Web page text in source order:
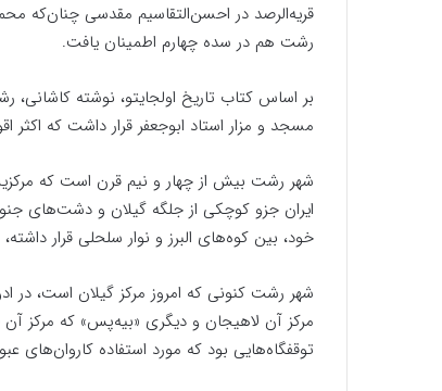
قریه‌الرصد در احسن‌التقاسیم مقدسی چنان‌که
رشت هم در سده چهارم اطمینان یافت.
بر اساس کتاب تاریخ اولجایتو، نوشته
مسجد و مزار استاد ابوجعفر قرار داشت که اکثر
شهر رشت بیش از چهار و نیم قرن است که
ایران جزو کوچکی از جلگه گیلان و دشت‌های
خود، بین کوه‌های البرز و نوار سلحلی قرار
شهر رشت کنونی که امروز مرکز گیلان است، در
مرکز آن لاهیجان و دیگری «بیه‌پس» که مرکز
توقفگاه‌هایی بود که مورد استفاده کاروان‌های